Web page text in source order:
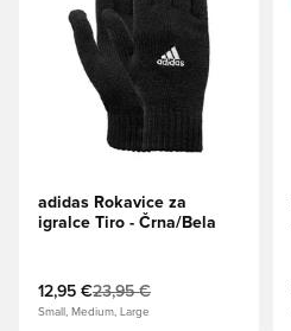
adidas Rokavice za
igralce Tiro - Črna/Bela
12,95 €23,95 €
Small, Medium, Large